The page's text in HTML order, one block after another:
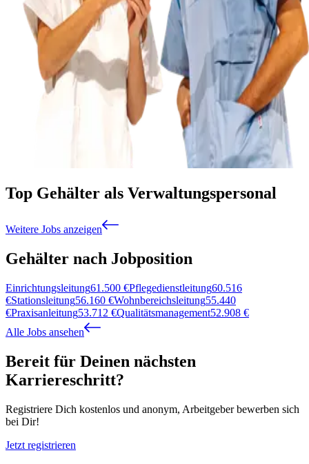
Top Gehälter als Verwaltungspersonal
Weitere Jobs anzeigen
Gehälter nach Jobposition
Einrichtungsleitung61.500 €Pflegedienstleitung60.516
€Stationsleitung56.160 €Wohnbereichsleitung55.440
€Praxisanleitung53.712 €Qualitätsmanagement52.908 €
Alle Jobs ansehen
Bereit für Deinen nächsten
Karriereschritt?
Registriere Dich kostenlos und anonym, Arbeitgeber bewerben sich
bei Dir!
Jetzt registrieren